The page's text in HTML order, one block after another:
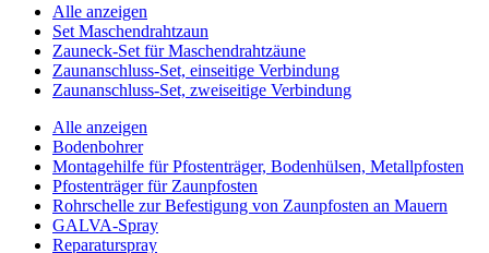
Alle anzeigen
Set Maschendrahtzaun
Zauneck-Set für Maschendrahtzäune
Zaunanschluss-Set, einseitige Verbindung
Zaunanschluss-Set, zweiseitige Verbindung
Alle anzeigen
Bodenbohrer
Montagehilfe für Pfostenträger, Bodenhülsen, Metallpfosten
Pfostenträger für Zaunpfosten
Rohrschelle zur Befestigung von Zaunpfosten an Mauern
GALVA-Spray
Reparaturspray